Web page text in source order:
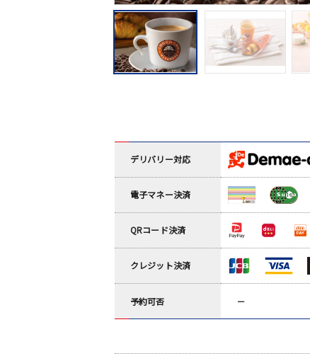
デリバリー対応
電子マネー決済
QRコード決済
クレジット決済
予約可否 －